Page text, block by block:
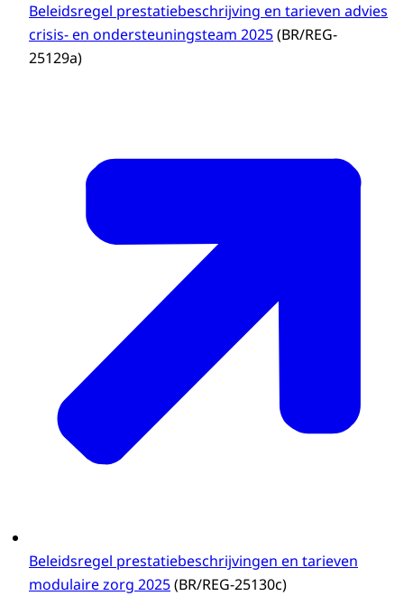
Beleidsregel prestatiebeschrijving en tarieven advies
crisis- en ondersteuningsteam 2025(BR/REG-
25129a)
Beleidsregel prestatiebeschrijvingen en tarieven
modulaire zorg 2025(BR/REG-25130c)